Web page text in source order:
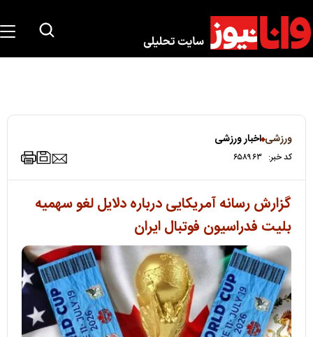
ورزشی اخبار ورزشی
کد خبر: ۶۵۸۹۶۳
گزارش رسانه آمریکایی درباره دلایل لغو سهمیه
بلیت فدراسیون فوتبال ایران